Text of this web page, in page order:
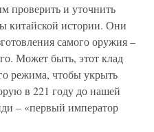
проверить и уточнить
китайской истории. Они
самого оружия –
Может быть, этот клад
режима, чтобы укрыть
в 221 году до нашей
– «первый император